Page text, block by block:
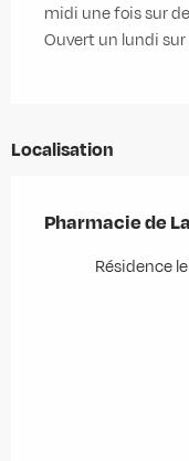
midi une fois sur
Ouvert un lundi
Localisation
Pharmacie de
Résidence